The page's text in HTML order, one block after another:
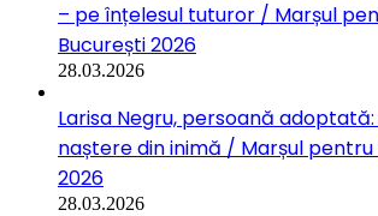
– pe înțelesul tuturor / Marșul
București 2026
28.03.2026
Larisa Negru, persoană
naștere din inimă / Marșul
2026
28.03.2026